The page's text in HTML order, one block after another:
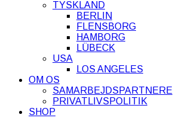
TYSKLAND
BERLIN
FLENSBORG
HAMBORG
LÜBECK
USA
LOS ANGELES
OM OS
SAMARBEJDSPARTNERE
PRIVATLIVSPOLITIK
SHOP